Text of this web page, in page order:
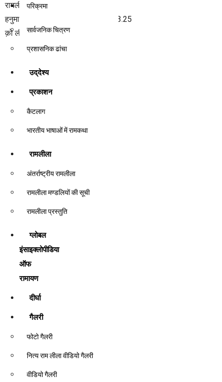
परिक्रमा
सार्वजनिक चित्रण
प्रशासनिक ढांचा
उद्‌देश्य
प्रकाशन
कैटलाग
भारतीय भाषाओं में रामकथा
रामलीला
अंतर्राष्ट्रीय रामलीला
रामलीला मण्डलियों की सूची
रामलीला प्रस्तुति
ग्लोबल
इंसाइक्लोपीडिया
ऑफ
रामायण
दीर्घा
गैलरी
फोटो गैलरी
नित्य राम लीला वीडियो गैलरी
वीडियो गैलरी
रामलीला सेवा फाउंडेशन
हनुमान नगर, सीतामढ़ी, बिहार दिनाँक 10.3.25
क़ो लीला प्रस्तुति की गई